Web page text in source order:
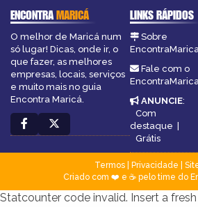
ENCONTRAMARICÁ
O melhor de Maricá num
só lugar! Dicas, onde ir, o
que fazer, as melhores
empresas, locais, serviços
e muito mais no guia
Encontra Maricá.
LINKS RÁPIDOS
Sobre
Fale com o
ANUNCIE:
Com
destaque
Grátis
Termos| Privacidade
Criado com ❤️ e ☕ pelo time do
Statcounter code invalid. Insert a